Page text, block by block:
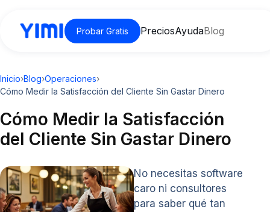
Probar Gratis PreciosAyudaBlog
Inicio›Blog›Operaciones›
Cómo Medir la Satisfacción del Cliente Sin Gastar Dinero
Cómo Medir la Satisfacción
del Cliente Sin Gastar Dinero
No necesitas software
caro ni consultores
para saber qué tan